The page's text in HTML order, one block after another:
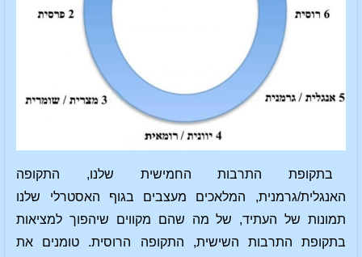
בתקופת התרבות החמישית שלנו, התקופה
האנגלית/גרמנית, המלאכים מעצבים בגוף האסטרלי שלנו
תמונות של העתיד, של מה שהם מקווים שיהפוך למציאות
בתקופת התרבות השישית, התקופה הרוסית. טומנים את